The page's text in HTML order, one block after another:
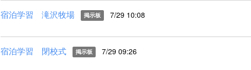
宿泊学習 滝沢牧場 掲示板 7/29 10:08
宿泊学習 閉校式 掲示板 7/29 09:26